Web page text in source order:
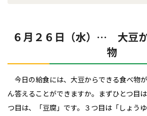
６月２６日（水）… 大豆
物
今日の給食には、大豆からできる食べ物
ん答えることができますか。 まずひとつ目
つ目は、「豆腐」です。３つ目は「しょうゆ